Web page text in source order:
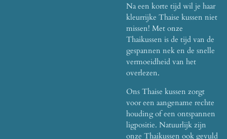
Na een korte tijd wil je haar
kleurrijke Thaise kussen niet
missen! Met onze
Thaikussen is de tijd van de
gespannen nek en de snelle
vermoeidheid van het
overlezen.
Ons Thaise kussen zorgt
voor een aangename rechte
houding of een ontspannen
ligpositie. Natuurlijk zijn
onze Thaikussen ook gevuld